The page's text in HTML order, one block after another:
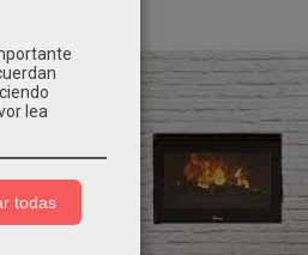
lea
todas